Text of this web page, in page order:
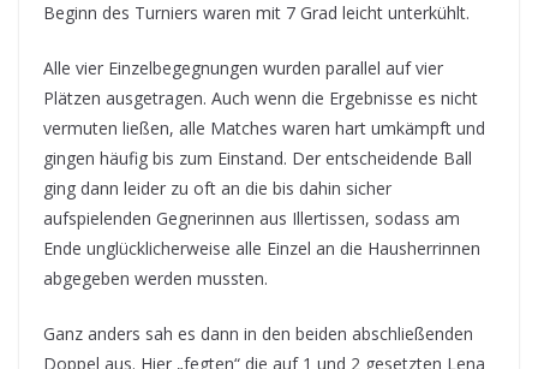
Beginn des Turniers waren mit 7 Grad leicht unterkühlt.
Alle vier Einzelbegegnungen wurden parallel auf vier
Plätzen ausgetragen. Auch wenn die Ergebnisse es nicht
vermuten ließen, alle Matches waren hart umkämpft und
gingen häufig bis zum Einstand. Der entscheidende Ball
ging dann leider zu oft an die bis dahin sicher
aufspielenden Gegnerinnen aus Illertissen, sodass am
Ende unglücklicherweise alle Einzel an die Hausherrinnen
abgegeben werden mussten.
Ganz anders sah es dann in den beiden abschließenden
Doppel aus. Hier „fegten“ die auf 1 und 2 gesetzten Lena